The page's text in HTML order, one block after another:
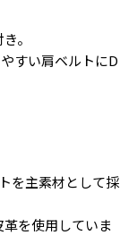
。
すい肩ベルトにD
を主素材として採
を使用していま